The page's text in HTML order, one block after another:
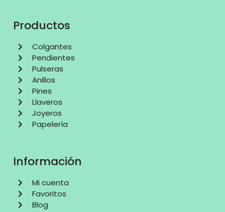
Productos
Colgantes
Pendientes
Pulseras
Anillos
Pines
Llaveros
Joyeros
Papelería
Información
Mi cuenta
Favoritos
Blog